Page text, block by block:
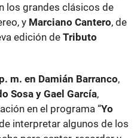
los grandes clásicos de
y Marciano Cantero, de
edición de Tributo
m. en Damián Barranco,
Sosa y Gael García,
en el programa “Yo
interpretar algunos de los